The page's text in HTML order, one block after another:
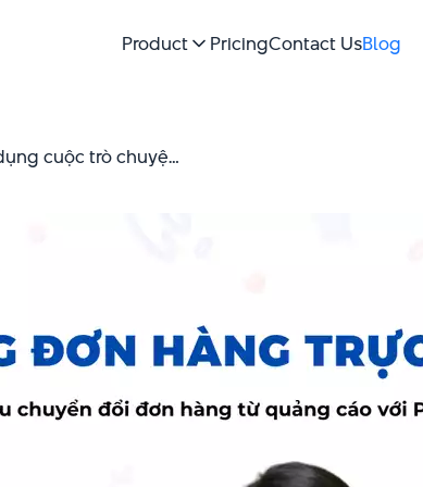
Product PricingContact UsBlog
Quảng cáo Click-to-Message: Tận dụng cuộc trò chuyện để nâng cao doanh số bán hàng